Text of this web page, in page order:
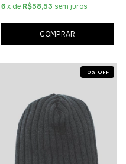
6 x de R$58,53 sem juros
COMPRAR
10 % OFF